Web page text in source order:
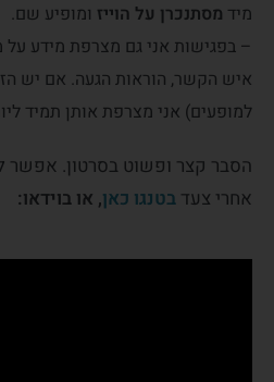
מיד מסתנכרן על הוייז ומופיע שם.
– בפגישות אני גם מצרפת מידע
איש הקשר, הוראות הגעה. אם יש
למופעים) אני מצרפת אותן תמיד
הסבר קצר ופשוט בסרטון. אפשר
אחרי צעד בטנגו כאן, או בוידאו: